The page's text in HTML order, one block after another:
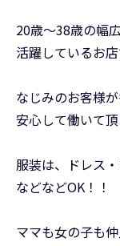
20歳～38歳の幅
活躍しているお
なじみのお客様
安心して働いて
服装は、ドレス
などなどOK！！
ママも女の子も